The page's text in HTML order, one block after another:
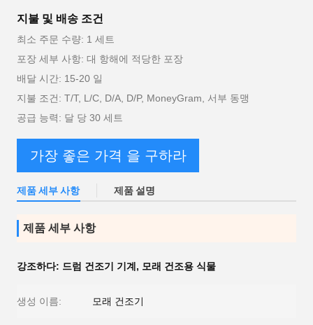
지불 및 배송 조건
최소 주문 수량: 1 세트
포장 세부 사항: 대 항해에 적당한 포장
배달 시간: 15-20 일
지불 조건: T/T, L/C, D/A, D/P, MoneyGram, 서부 동맹
공급 능력: 달 당 30 세트
가장 좋은 가격 을 구하라
제품 세부 사항 제품 설명
제품 세부 사항
강조하다: 드럼 건조기 기계 , 모래 건조용 식물
생성 이름: 모래 건조기